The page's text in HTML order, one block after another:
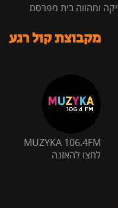
ומהווה בית מפרסם
מקבוצת קול רגע
MUZYKA 106.4FM
לחצו להאזנה